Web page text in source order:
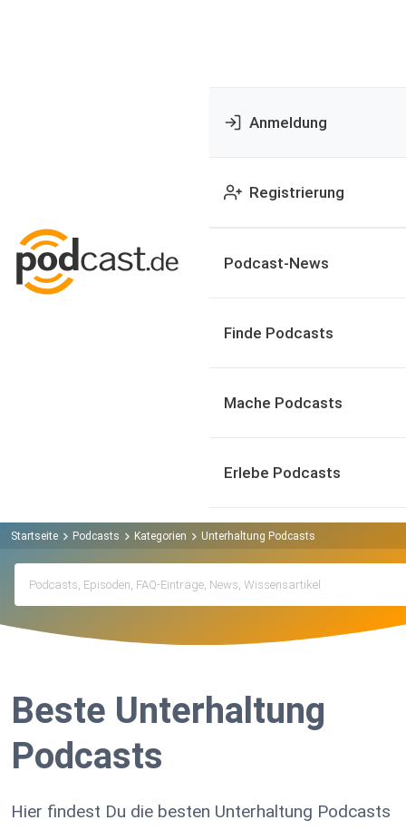
Anmeldung
Registrierung
Podcast-News
Finde Podcasts
Mache Podcasts
Erlebe Podcasts
Startseite Podcasts Kategorien Unterhaltung Podcasts
Beste Unterhaltung
Podcasts
Hier findest Du die besten Unterhaltung Podcasts